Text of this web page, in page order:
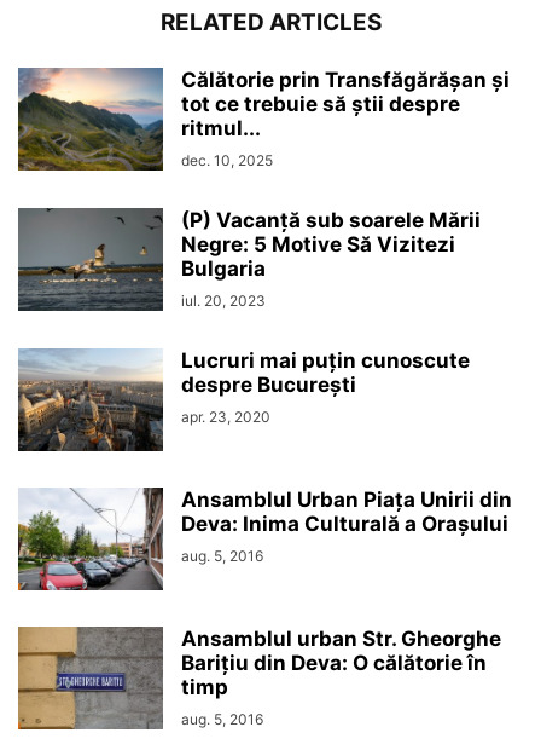
RELATED ARTICLES
Călătorie prin Transfăgărășan și
tot ce trebuie să știi despre
ritmul...
dec. 10, 2025
(P) Vacanță sub soarele Mării
Negre: 5 Motive Să Vizitezi
Bulgaria
iul. 20, 2023
Lucruri mai puțin cunoscute
despre București
apr. 23, 2020
Ansamblul Urban Piața Unirii din
Deva: Inima Culturală a Orașului
aug. 5, 2016
Ansamblul urban Str. Gheorghe
Barițiu din Deva: O călătorie în
timp
aug. 5, 2016